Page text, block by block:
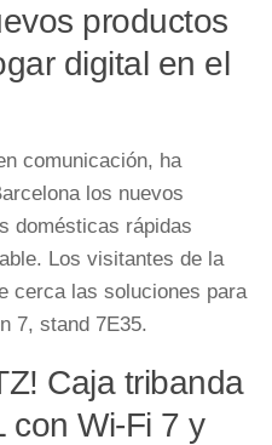
productos
digital en el
comunicación, ha
los nuevos
domésticas rápidas
Los visitantes de la
cerca las soluciones para
7, stand 7E35.
Caja tribanda
con Wi-Fi 7 y